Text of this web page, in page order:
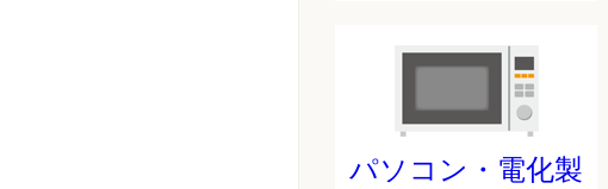
パソコン・電化製